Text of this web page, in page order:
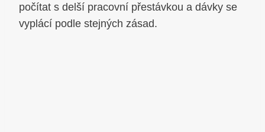
počítat s delší pracovní přestávkou a dávky se
vyplácí podle stejných zásad.